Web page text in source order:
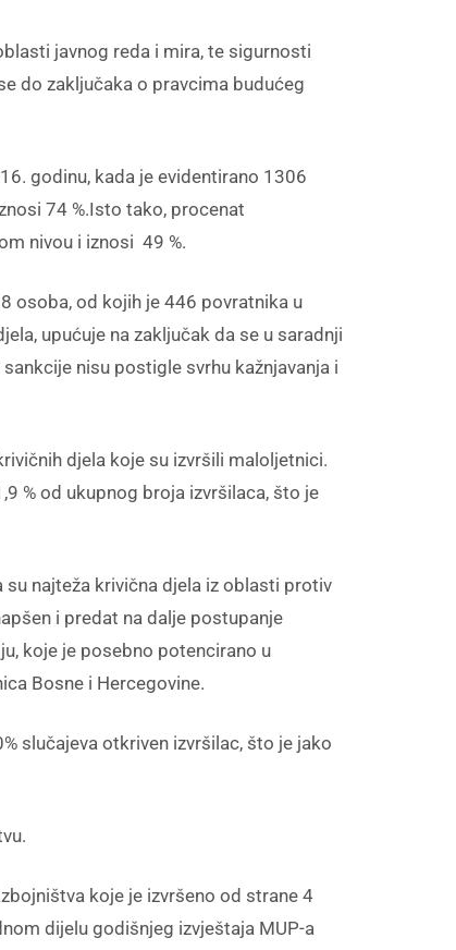
javnog reda i mira, te sigurnosti
do zaključaka o pravcima budućeg
godinu, kada je evidentirano 1306
74 %.Isto tako, procenat
nivou i iznosi 49 %.
osoba, od kojih je 446 povratnika u
upućuje na zaključak da se u saradnji
nisu postigle svrhu kažnjavanja i
djela koje su izvršili maloljetnici.
% od ukupnog broja izvršilaca, što je
najteža krivična djela iz oblasti protiv
i predat na dalje postupanje
koje je posebno potencirano u
Bosne i Hercegovine.
slučajeva otkriven izvršilac, što je jako
koje je izvršeno od strane 4
dijelu godišnjeg izvještaja MUP-a